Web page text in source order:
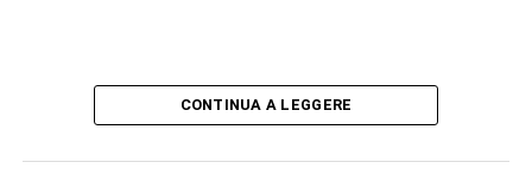
CONTINUA A LEGGERE